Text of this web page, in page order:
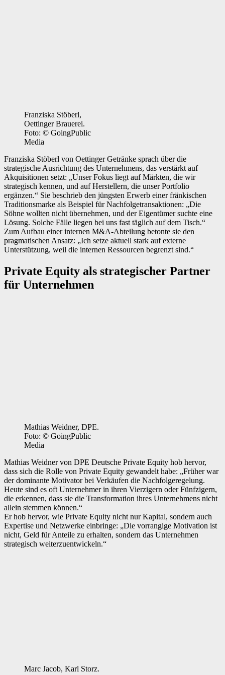
Franziska Stöberl,
Oettinger Brauerei.
Foto: © GoingPublic
Media
Franziska Stöberl von Oettinger Getränke sprach über die
strategische Ausrichtung des Unternehmens, das verstärkt auf
Akquisitionen setzt: „Unser Fokus liegt auf Märkten, die wir
strategisch kennen, und auf Herstellern, die unser Portfolio
ergänzen.“ Sie beschrieb den jüngsten Erwerb einer fränkischen
Traditionsmarke als Beispiel für Nachfolgetransaktionen: „Die
Söhne wollten nicht übernehmen, und der Eigentümer suchte eine
Lösung. Solche Fälle liegen bei uns fast täglich auf dem Tisch.“
Zum Aufbau einer internen M&A-Abteilung betonte sie den
pragmatischen Ansatz: „Ich setze aktuell stark auf externe
Unterstützung, weil die internen Ressourcen begrenzt sind.“
Private Equity als strategischer Partner
für Unternehmen
Mathias Weidner, DPE.
Foto: © GoingPublic
Media
Mathias Weidner von DPE Deutsche Private Equity hob hervor,
dass sich die Rolle von Private Equity gewandelt habe: „Früher war
der dominante Motivator bei Verkäufen die Nachfolgeregelung.
Heute sind es oft Unternehmer in ihren Vierzigern oder Fünfzigern,
die erkennen, dass sie die Transformation ihres Unternehmens nicht
allein stemmen können.“
Er hob hervor, wie Private Equity nicht nur Kapital, sondern auch
Expertise und Netzwerke einbringe: „Die vorrangige Motivation ist
nicht, Geld für Anteile zu erhalten, sondern das Unternehmen
strategisch weiterzuentwickeln.“
Marc Jacob, Karl Storz.